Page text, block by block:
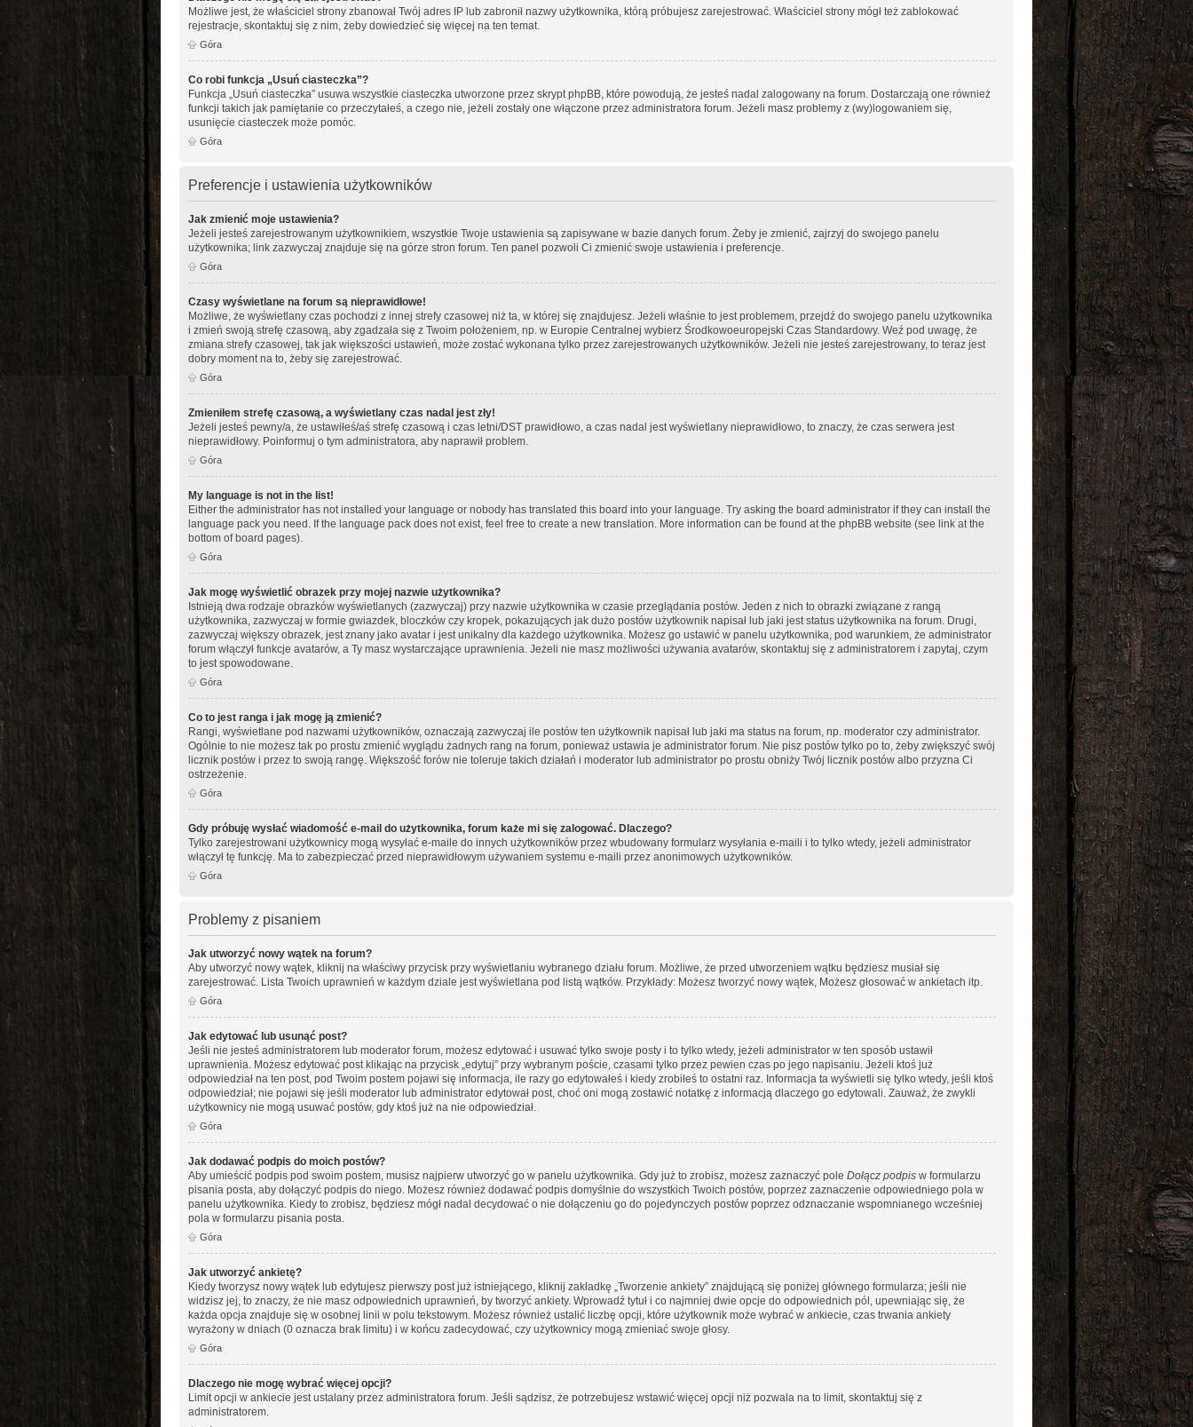
Możliwe jest, że właściciel strony zbanował Twój adres IP lub zabronił nazwy użytkownika, którą próbujesz zarejestrować. Właściciel strony mógł też zablokować
rejestracje, skontaktuj się z nim, żeby dowiedzieć się więcej na ten temat.
Góra
Co robi funkcja „Usuń ciasteczka”?
Funkcja „Usuń ciasteczka” usuwa wszystkie ciasteczka utworzone przez skrypt phpBB, które powodują, że jesteś nadal zalogowany na forum. Dostarczają one również
funkcji takich jak pamiętanie co przeczytałeś, a czego nie, jeżeli zostały one włączone przez administratora forum. Jeżeli masz problemy z (wy)logowaniem się,
usunięcie ciasteczek może pomóc.
Góra
Preferencje i ustawienia użytkowników
Jak zmienić moje ustawienia?
Jeżeli jesteś zarejestrowanym użytkownikiem, wszystkie Twoje ustawienia są zapisywane w bazie danych forum. Żeby je zmienić, zajrzyj do swojego panelu
użytkownika; link zazwyczaj znajduje się na górze stron forum. Ten panel pozwoli Ci zmienić swoje ustawienia i preferencje.
Góra
Czasy wyświetlane na forum są nieprawidłowe!
Możliwe, że wyświetlany czas pochodzi z innej strefy czasowej niż ta, w której się znajdujesz. Jeżeli właśnie to jest problemem, przejdź do swojego panelu użytkownika
i zmień swoją strefę czasową, aby zgadzała się z Twoim położeniem, np. w Europie Centralnej wybierz Środkowoeuropejski Czas Standardowy. Weź pod uwagę, że
zmiana strefy czasowej, tak jak większości ustawień, może zostać wykonana tylko przez zarejestrowanych użytkowników. Jeżeli nie jesteś zarejestrowany, to teraz jest
dobry moment na to, żeby się zarejestrować.
Góra
Zmieniłem strefę czasową, a wyświetlany czas nadal jest zły!
Jeżeli jesteś pewny/a, że ustawiłeś/aś strefę czasową i czas letni/DST prawidłowo, a czas nadal jest wyświetlany nieprawidłowo, to znaczy, że czas serwera jest
nieprawidłowy. Poinformuj o tym administratora, aby naprawił problem.
Góra
My language is not in the list!
Either the administrator has not installed your language or nobody has translated this board into your language. Try asking the board administrator if they can install the
language pack you need. If the language pack does not exist, feel free to create a new translation. More information can be found at the phpBB website (see link at the
bottom of board pages).
Góra
Jak mogę wyświetlić obrazek przy mojej nazwie użytkownika?
Istnieją dwa rodzaje obrazków wyświetlanych (zazwyczaj) przy nazwie użytkownika w czasie przeglądania postów. Jeden z nich to obrazki związane z rangą
użytkownika, zazwyczaj w formie gwiazdek, bloczków czy kropek, pokazujących jak dużo postów użytkownik napisał lub jaki jest status użytkownika na forum. Drugi,
zazwyczaj większy obrazek, jest znany jako avatar i jest unikalny dla każdego użytkownika. Możesz go ustawić w panelu użytkownika, pod warunkiem, że administrator
forum włączył funkcje avatarów, a Ty masz wystarczające uprawnienia. Jeżeli nie masz możliwości używania avatarów, skontaktuj się z administratorem i zapytaj, czym
to jest spowodowane.
Góra
Co to jest ranga i jak mogę ją zmienić?
Rangi, wyświetlane pod nazwami użytkowników, oznaczają zazwyczaj ile postów ten użytkownik napisał lub jaki ma status na forum, np. moderator czy administrator.
Ogólnie to nie możesz tak po prostu zmienić wyglądu żadnych rang na forum, ponieważ ustawia je administrator forum. Nie pisz postów tylko po to, żeby zwiększyć swój
licznik postów i przez to swoją rangę. Większość forów nie toleruje takich działań i moderator lub administrator po prostu obniży Twój licznik postów albo przyzna Ci
ostrzeżenie.
Góra
Gdy próbuję wysłać wiadomość e-mail do użytkownika, forum każe mi się zalogować. Dlaczego?
Tylko zarejestrowani użytkownicy mogą wysyłać e-maile do innych użytkowników przez wbudowany formularz wysyłania e-maili i to tylko wtedy, jeżeli administrator
włączył tę funkcję. Ma to zabezpieczać przed nieprawidłowym używaniem systemu e-maili przez anonimowych użytkowników.
Góra
Problemy z pisaniem
Jak utworzyć nowy wątek na forum?
Aby utworzyć nowy wątek, kliknij na właściwy przycisk przy wyświetlaniu wybranego działu forum. Możliwe, że przed utworzeniem wątku będziesz musiał się
zarejestrować. Lista Twoich uprawnień w każdym dziale jest wyświetlana pod listą wątków. Przykłady: Możesz tworzyć nowy wątek, Możesz głosować w ankietach itp.
Góra
Jak edytować lub usunąć post?
Jeśli nie jesteś administratorem lub moderator forum, możesz edytować i usuwać tylko swoje posty i to tylko wtedy, jeżeli administrator w ten sposób ustawił
uprawnienia. Możesz edytować post klikając na przycisk „edytuj” przy wybranym poście, czasami tylko przez pewien czas po jego napisaniu. Jeżeli ktoś już
odpowiedział na ten post, pod Twoim postem pojawi się informacja, ile razy go edytowałeś i kiedy zrobiłeś to ostatni raz. Informacja ta wyświetli się tylko wtedy, jeśli ktoś
odpowiedział; nie pojawi się jeśli moderator lub administrator edytował post, choć oni mogą zostawić notatkę z informacją dlaczego go edytowali. Zauważ, że zwykli
użytkownicy nie mogą usuwać postów, gdy ktoś już na nie odpowiedział.
Góra
Jak dodawać podpis do moich postów?
Aby umieścić podpis pod swoim postem, musisz najpierw utworzyć go w panelu użytkownika. Gdy już to zrobisz, możesz zaznaczyć pole Dołącz podpis w formularzu
pisania posta, aby dołączyć podpis do niego. Możesz również dodawać podpis domyślnie do wszystkich Twoich postów, poprzez zaznaczenie odpowiedniego pola w
panelu użytkownika. Kiedy to zrobisz, będziesz mógł nadal decydować o nie dołączeniu go do pojedynczych postów poprzez odznaczanie wspomnianego wcześniej
pola w formularzu pisania posta.
Góra
Jak utworzyć ankietę?
Kiedy tworzysz nowy wątek lub edytujesz pierwszy post już istniejącego, kliknij zakładkę „Tworzenie ankiety” znajdującą się poniżej głównego formularza; jeśli nie
widzisz jej, to znaczy, że nie masz odpowiednich uprawnień, by tworzyć ankiety. Wprowadź tytuł i co najmniej dwie opcje do odpowiednich pól, upewniając się, że
każda opcja znajduje się w osobnej linii w polu tekstowym. Możesz również ustalić liczbę opcji, które użytkownik może wybrać w ankiecie, czas trwania ankiety
wyrażony w dniach (0 oznacza brak limitu) i w końcu zadecydować, czy użytkownicy mogą zmieniać swoje głosy.
Góra
Dlaczego nie mogę wybrać więcej opcji?
Limit opcji w ankiecie jest ustalany przez administratora forum. Jeśli sądzisz, że potrzebujesz wstawić więcej opcji niż pozwala na to limit, skontaktuj się z
administratorem.